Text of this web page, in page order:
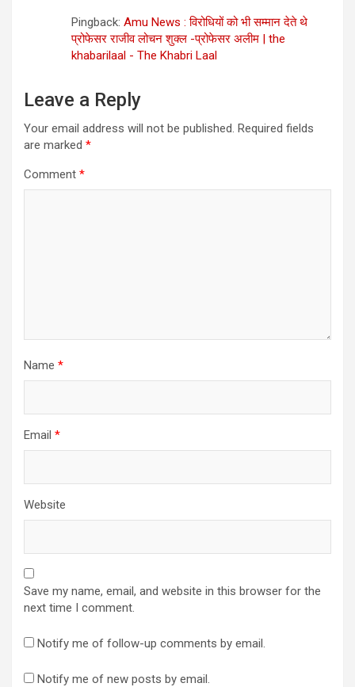
Pingback: Amu News : विरोधियों को भी सम्मान देते थे
प्रोफेसर राजीव लोचन शुक्ल -प्रोफेसर अलीम | the
khabarilaal - The Khabri Laal
Leave a Reply
Your email address will not be published. Required fields
are marked *
Comment *
Name *
Email *
Website
Save my name, email, and website in this browser for the
next time I comment.
Notify me of follow-up comments by email.
Notify me of new posts by email.